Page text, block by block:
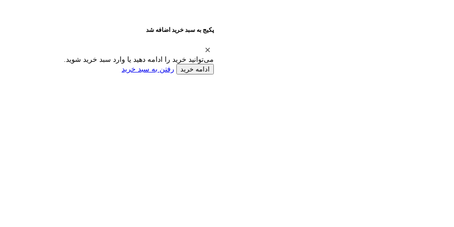
پکیج به سبد خرید اضافه شد
می‌توانید خرید را ادامه دهید یا وارد سبد خرید شوید.
ادامه خرید رفتن به سبد خرید